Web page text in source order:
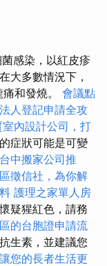
感染，以紅皮疹
大多數情況下，
和發燒。 會議點
人登記申請全攻
室內設計公司，打
症狀可能是可變
台中搬家公司推
徵信社，為你解
護理之家單人房
疑猩紅色，請務
的台胞證申請流
生素，並建議您
您的長者生活更